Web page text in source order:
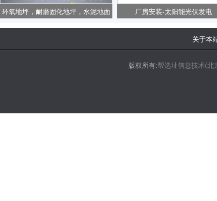
环氧地坪，耐磨固化地坪，水泥地面
起砂、起尘问题
厂房安装-太阳能光伏发电
关于本
版权所有:帮选址信息技术(北